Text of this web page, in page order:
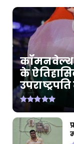
कॉमनवेल्थ
के